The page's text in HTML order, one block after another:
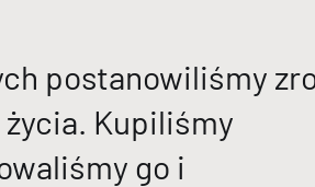
postanowiliśmy
Kupiliśmy
go i